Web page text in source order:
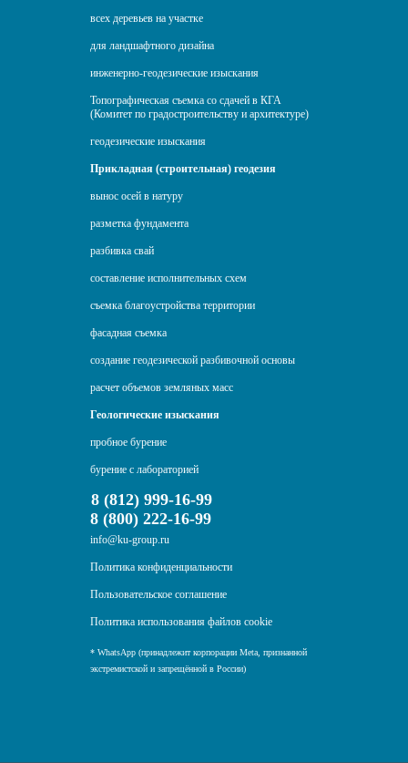
всех деревьев на участке
для ландшафтного дизайна
инженерно-геодезические изыскания
Топографическая съемка со сдачей в КГА
(Комитет по градостроительству и архитектуре)
геодезические изыскания
Прикладная (строительная) геодезия
вынос осей в натуру
разметка фундамента
разбивка свай
составление исполнительных схем
съемка благоустройства территории
фасадная съемка
создание геодезической разбивочной основы
расчет объемов земляных масс
Геологические изыскания
пробное бурение
бурение с лабораторией
8 (812) 999-16-99
8 (800) 222-16-99
info@ku-group.ru
Политика конфиденциальности
Пользовательское соглашение
Политика использования файлов cookie
* WhatsApp (принадлежит корпорации Meta, признанной
экстремистской и запрещённой в России)